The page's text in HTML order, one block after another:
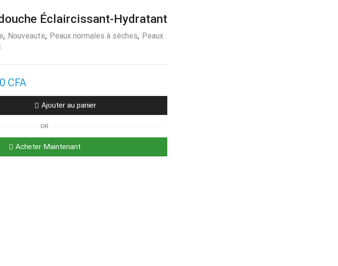
Éclaircissant-Hydratant
, Nouveaute, Peaux normales à sèches, Peaux
CFA
Ajouter au panier
OR
Acheter Maintenant